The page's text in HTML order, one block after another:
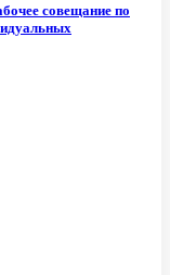
совещание по